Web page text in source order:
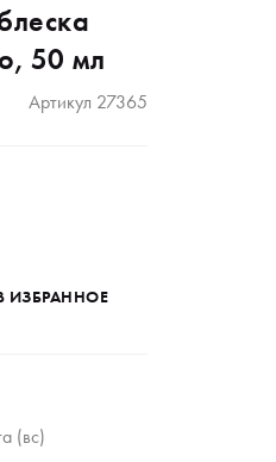
50 мл
Артикул 27365
ИЗБРАННОE
(вс)